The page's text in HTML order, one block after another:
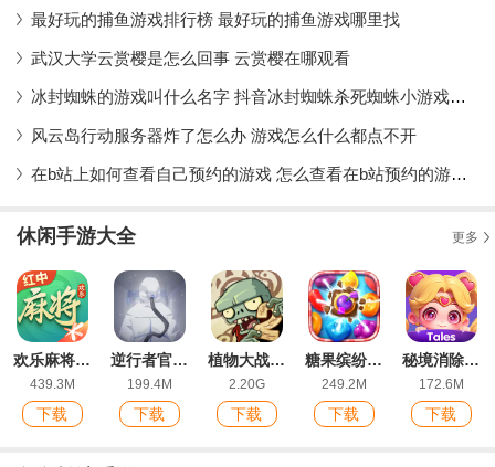
最好玩的捕鱼游戏排行榜 最好玩的捕鱼游戏哪里找
武汉大学云赏樱是怎么回事 云赏樱在哪观看
冰封蜘蛛的游戏叫什么名字 抖音冰封蜘蛛杀死蜘蛛小游戏是什么
风云岛行动服务器炸了怎么办 游戏怎么什么都点不开
在b站上如何查看自己预约的游戏 怎么查看在b站预约的游戏教程
休闲手游大全 更多
欢乐麻将全集2022新版红中玩法
439.3M
下载
逆行者官方版
199.4M
下载
植物大战僵尸2ios版
2.20G
下载
糖果缤纷乐ios最新版
249.2M
下载
秘境消除故事下载手机版
172.6M
下载